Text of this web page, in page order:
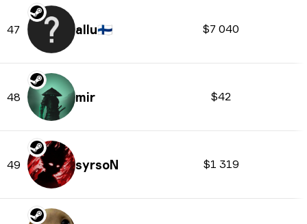
47 allu🇫🇮 $7 040
48 mir $42
49 syrsoN $1 319